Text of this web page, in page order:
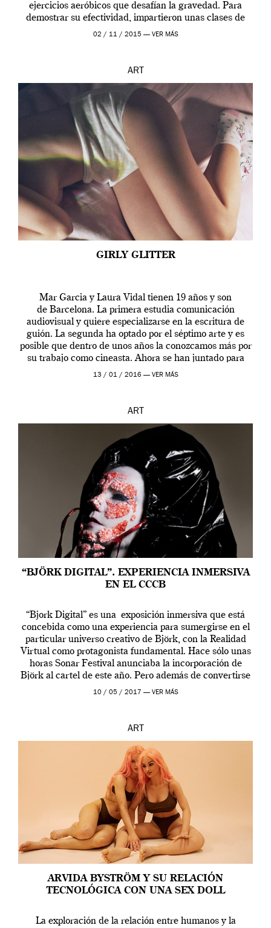
ejercicios aeróbicos que desafían la gravedad. Para
demostrar su efectividad, impartieron unas clases de
prueba en el Tate […]
02 / 11 / 2015 — VER MÁS
ART
GIRLY GLITTER
Mar Garcia y Laura Vidal tienen 19 años y son
de Barcelona. La primera estudia comunicación
audiovisual y quiere especializarse en la escritura de
guión. La segunda ha optado por el séptimo arte y es
posible que dentro de unos años la conozcamos más por
su trabajo como cineasta. Ahora se han juntado para
contarnos una […]
13 / 01 / 2016 — VER MÁS
ART
“BJÖRK DIGITAL”. EXPERIENCIA INMERSIVA
EN EL CCCB
“Bjork Digital” es una exposición inmersiva que está
concebida como una experiencia para sumergirse en el
particular universo creativo de Björk, con la Realidad
Virtual como protagonista fundamental. Hace sólo unas
horas Sonar Festival anunciaba la incorporación de
Björk al cartel de este año. Pero además de convertirse
en una de las actuaciones más relevantes […]
10 / 05 / 2017 — VER MÁS
ART
ARVIDA BYSTRÖM Y SU RELACIÓN
TECNOLÓGICA CON UNA SEX DOLL
La exploración de la relación entre humanos y la